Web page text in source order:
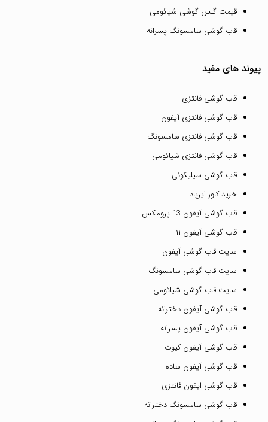
قیمت گلس گوشی شیائومی
قاب گوشی سامسونگ پسرانه
پیوند های مفید
قاب گوشی فانتزی
قاب گوشی فانتزی آیفون
قاب گوشی فانتزی سامسونگ
قاب گوشی فانتزی شیائومی
قاب گوشی سیلیکونی
خرید کاور ایرپاد
قاب گوشی آیفون 13 پرومکس
قاب گوشی آیفون ۱۱
سایت قاب گوشی آیفون
سایت قاب گوشی سامسونگ
سایت قاب گوشی شیائومی
قاب گوشی آیفون دخترانه
قاب گوشی آیفون پسرانه
قاب گوشی آیفون کیوت
قاب گوشی آیفون ساده
قاب گوشی ایفون فانتزی
قاب گوشی سامسونگ دخترانه